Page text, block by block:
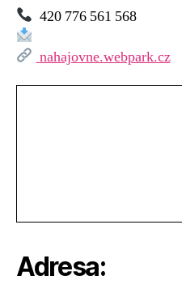
420 776 561 568
nahajovne.webpark.cz
Adresa: